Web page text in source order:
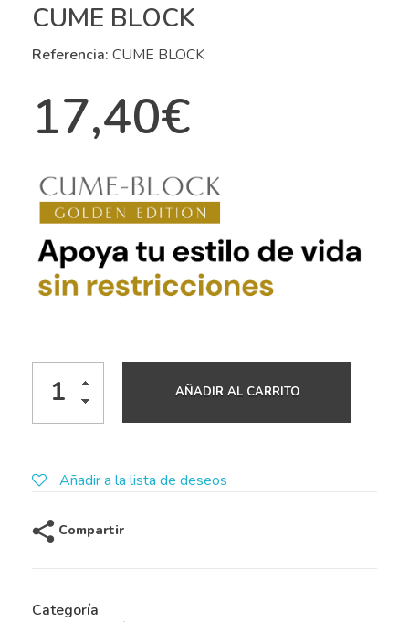
CUME BLOCK
Referencia: CUME BLOCK
17,40€
AÑADIR AL CARRITO
Añadir a la lista de deseos
Compartir
Categoría